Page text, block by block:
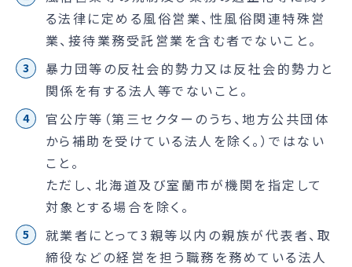
る法律に定める風俗営業、性風俗関連特殊営
業、接待業務受託営業を含む者でないこと。
暴力団等の反社会的勢力又は反社会的勢力と
関係を有する法人等でないこと。
官公庁等（第三セクターのうち、地方公共団体
から補助を受けている法人を除く。）ではない
こと。
ただし、北海道及び室蘭市が機関を指定して
対象とする場合を除く。
就業者にとって3親等以内の親族が代表者、取
締役などの経営を担う職務を務めている法人